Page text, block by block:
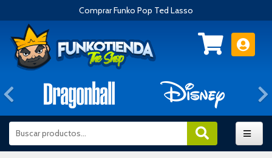
Comprar Funko Pop Ted Lasso
Anterior